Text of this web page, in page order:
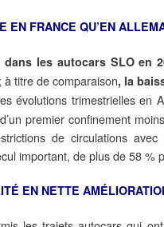
EN FRANCE QU’EN
les autocars SLO en
; à titre de comparaison, la
évolutions trimestrielles en
premier confinement
de circulations
important, de plus de 58 %
EN NETTE